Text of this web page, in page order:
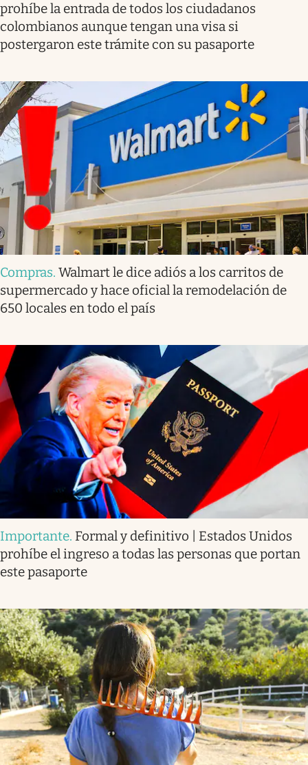
prohíbe la entrada de todos los ciudadanos
colombianos aunque tengan una visa si
postergaron este trámite con su pasaporte
Compras. Walmart le dice adiós a los carritos de
supermercado y hace oficial la remodelación de
650 locales en todo el país
Importante. Formal y definitivo | Estados Unidos
prohíbe el ingreso a todas las personas que portan
este pasaporte